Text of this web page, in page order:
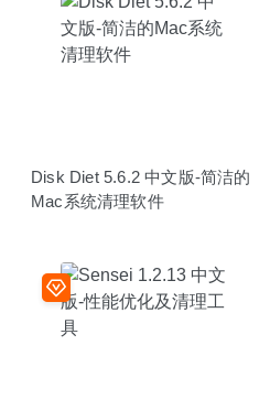
Disk Diet 5.6.2 中文版-简洁的
Mac系统清理软件